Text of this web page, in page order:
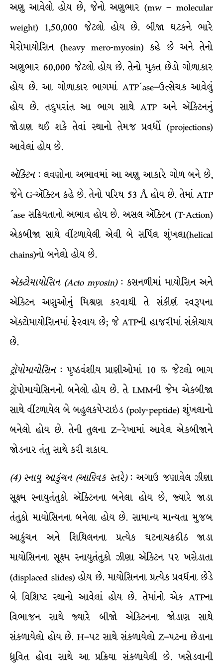
અણુ આવેલો હોય છે, જેનો અણુભાર (mw – molecular
weight) 1,50,000 જેટલો હોય છે. બીજા ઘટકને ભારે
મેરોમાયોસિન (heavy mero-myosin) કહે છે અને તેનો
અણુભાર 60,000 જેટલો હોય છે. તેનો મુક્ત છેડો ગોળાકાર
હોય છે. આ ગોળાકાર ભાગમાં ATP´ase–ઉત્સેચક આવેલું
હોય છે. તદુપરાંત આ ભાગ સાથે ATP અને ઍક્ટિનનું
જોડાણ થઈ શકે તેવાં સ્થાનો તેમજ પ્રવર્ધો (projections)
આવેલાં હોય છે.
ઍક્ટિન: લવણોના અભાવમાં આ અણુ આકારે ગોળ બને છે,
જેને G-ઍક્ટિન કહે છે. તેનો પરિઘ 53 Å હોય છે. તેમાં ATP
´ase સક્રિયતાનો અભાવ હોય છે. અસલ ઍક્ટિન (T-Action)
એકબીજા સાથે વીંટળાયેલી એવી બે સર્પિલ શૃંખલા(helical
chains)નો બનેલો હોય છે.
ઍક્ટોમાયોસિન(Acto myosin): કસનળીમાં માયોસિન અને
ઍક્ટિન અણુઓનું મિશ્રણ કરવાથી તે સંકીર્ણ સ્વરૂપના
ઍક્ટોમાયોસિનમાં ફેરવાય છે; જે ATPની હાજરીમાં સંકોચાય
છે.
ટ્રૉપોમાયોસિન: પૃષ્ઠવંશીય પ્રાણીઓમાં 10 % જેટલો ભાગ
ટ્રૉપોમાયોસિનનો બનેલો હોય છે. તે LMMની જેમ એકબીજા
સાથે વીંટળાયેલ બે બહુલકપેપ્ટાઇડ (poly-peptide) શૃંખલાનો
બનેલો હોય છે. તેની તુલના Z–રેખામાં આવેલ એકબીજાને
જોડનાર તંતુ સાથે કરી શકાય.
(4) સ્નાયુ આકુંચન(આણ્વિક સ્તરે): અગાઉ જણાવેલ ઝીણા
સૂક્ષ્મ સ્નાયુતંતુકો ઍક્ટિનના બનેલા હોય છે, જ્યારે જાડા
તંતુકો માયોસિનના બનેલા હોય છે. સામાન્ય માન્યતા મુજબ
આકુંચન અને શિથિલનના પ્રત્યેક ઘટનાચક્રદીઠ જાડા
માયોસિનના સૂક્ષ્મ સ્નાયુતંતુકો ઝીણા ઍક્ટિન પર ખસેડાતા
(displaced slides) હોય છે. માયોસિનના પ્રત્યેક પ્રવર્ધના છેડે
બે વિશિષ્ટ સ્થાનો આવેલાં હોય છે. તેમાંનો એક ATPના
વિભાજન સાથે જ્યારે બીજો ઍક્ટિનના જોડાણ સાથે
સંકળાયેલો હોય છે. H–પટ સાથે સંકળાયેલો Z–પટના છેડાના
ધ્રુવિત હોવા સાથે આ પ્રક્રિયા સંકળાયેલી છે. ખસેડવાની